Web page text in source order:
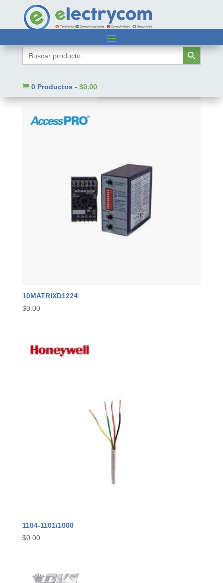
Buscar: Botón de búsqueda
 0 Productos - $0.00
/ Código SAT del producto / 26142002
26142002
10MATRIXD1224
$0.00
1104-1101/1000
$0.00